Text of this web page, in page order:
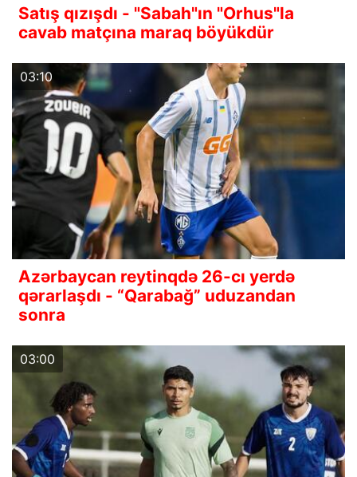
Satış qızışdı - "Sabah"ın "Orhus"la
cavab matçına maraq böyükdür
03:10
Azərbaycan reytinqdə 26-cı yerdə
qərarlaşdı - “Qarabağ” uduzandan
sonra
03:00